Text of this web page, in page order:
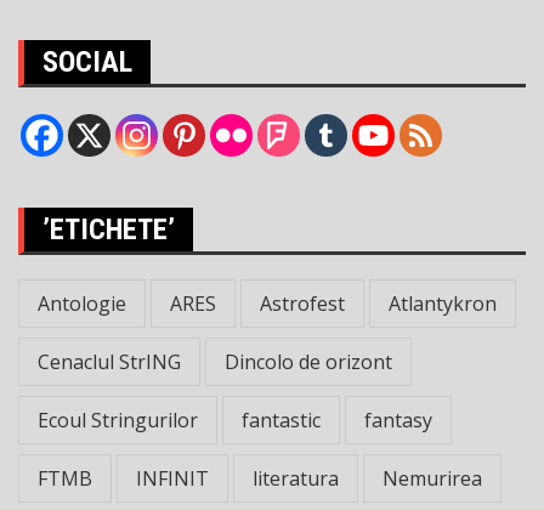
SOCIAL
’ETICHETE’
Antologie ARES Astrofest Atlantykron
Cenaclul StrING Dincolo de orizont
Ecoul Stringurilor fantastic fantasy
FTMB INFINIT literatura Nemurirea